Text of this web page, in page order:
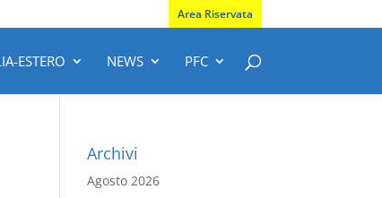
Area Riservata
ESTERO NEWS PFC
Archivi
Agosto 2026